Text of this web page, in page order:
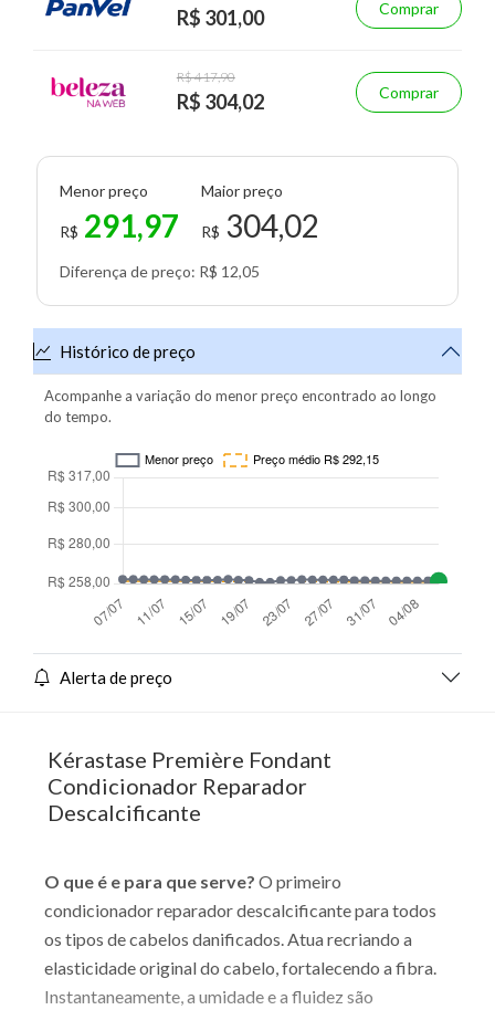
R$ 301,00 Comprar
R$ 417,90
R$ 304,02 Comprar
Menor preço
R$ 291,97
Maior preço
R$ 304,02
Diferença de preço: R$ 12,05
Histórico de preço
Acompanhe a variação do menor preço encontrado ao longo
do tempo.
Alerta de preço
Kérastase Première Fondant
Condicionador Reparador
Descalcificante
O que é e para que serve? O primeiro
condicionador reparador descalcificante para todos
os tipos de cabelos danificados. Atua recriando a
elasticidade original do cabelo, fortalecendo a fibra.
Instantaneamente, a umidade e a fluidez são